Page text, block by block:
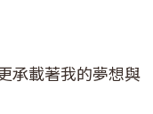
承載著我的夢想與